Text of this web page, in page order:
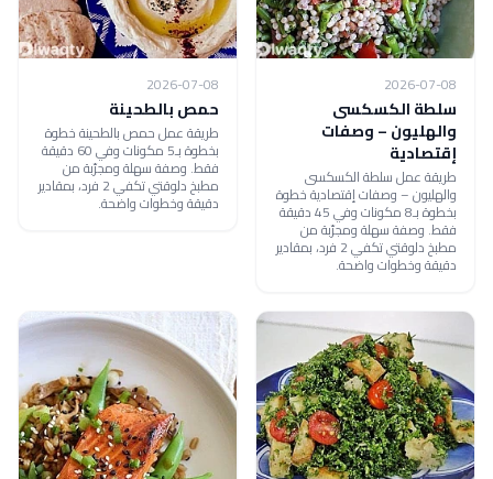
2026-07-08
سلطة الكسكسى
والهليون – وصفات
إقتصادية
طريقة عمل سلطة الكسكسى
والهليون – وصفات إقتصادية خطوة
بخطوة بـ8 مكونات وفي 45 دقيقة
فقط. وصفة سهلة ومجرّبة من
مطبخ دلوقتي تكفي 2 فرد، بمقادير
دقيقة وخطوات واضحة.
2026-07-08
حمص بالطحينة
طريقة عمل حمص بالطحينة خطوة
بخطوة بـ5 مكونات وفي 60 دقيقة
فقط. وصفة سهلة ومجرّبة من
مطبخ دلوقتي تكفي 2 فرد، بمقادير
دقيقة وخطوات واضحة.